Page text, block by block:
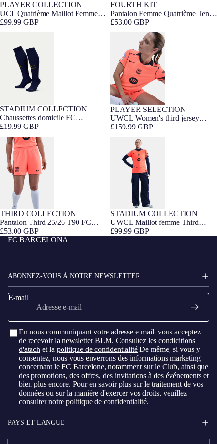
FIT FEMME
PLAYER COLLECTION
UCL Quatrième Maillot Femme
25/26 FC Barcelone
£99.99 GBP
FOURTH KIT
Pantalon Femme Quatrième Tenue
FC Barcelone 25/26
£53.00 GBP
Barcelona 26/27
STADIUM COLLECTION
Chaussettes domicile FC
Barcelona 26/27
£19.99 GBP
UWCL Women's third jersey
25/26 FC Barcelona T90 - Player's
Edition
FIT FEMME
Édition Joueur
PLAYER SELECTION
UWCL Women's third jersey
25/26 FC Barcelona T90 - Player's
£159.99 GBP
Pantalon Third 25/26 T90 FC
Barcelona - Femme
THIRD COLLECTION
Pantalon Third 25/26 T90 FC
Barcelona - Femme
£53.00 GBP
UWCL Maillot femme Third
25/26 T90 FC Barcelona
FIT FEMME
STADIUM COLLECTION
UWCL Maillot femme Third
25/26 T90 FC Barcelona
£99.99 GBP
FC BARCELONA
ABONNEZ-VOUS À NOTRE NEWSLETTER
E-mail
En nous communiquant votre adresse e-mail, vous acceptez
de recevoir la newsletter BLM. Consultez les condicitions
d'atach et la politique de confidentialité De même, si vous y
consentez, nous vous enverrons des informations marketing
concernant le FC Barcelone, notamment sur le Club, ainsi que
des promotions, des offres, des invitations à des événements et
bien plus encore. Pour en savoir plus sur le traitement de vos
données ou sur la manière d'exercer vos droits, veuillez
consulter notre politique de confidentialité.
PAYS ET LANGUE